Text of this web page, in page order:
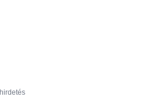
hirdetés